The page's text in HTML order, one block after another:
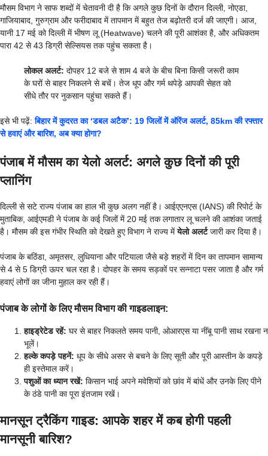
मौसम विभाग ने साफ शब्दों में चेतावनी दी है कि अगले कुछ दिनों के दौरान दिल्ली, नोएडा,
गाजियाबाद, गुरुग्राम और फरीदाबाद में तापमान में बहुत तेज बढ़ोतरी दर्ज की जाएगी। आज,
यानी 17 मई को दिल्ली में भीषण लू (Heatwave) चलने की पूरी आशंका है, और अधिकतम
पारा 42 से 43 डिग्री सेल्सियस तक पहुंच सकता है।
लोकल अलर्ट: दोपहर 12 बजे से शाम 4 बजे के बीच बिना किसी जरूरी काम
के घरों से बाहर निकलने से बचें। तेज धूप और गर्म थपेड़े आपकी सेहत को
सीधे तौर पर नुकसान पहुंचा सकते हैं।
इसे भी पढ़ें:बिहार में कुदरत का ‘डबल अटैक’: 19 जिलों में ऑरेंज अलर्ट, 85km की रफ्तार
से हवाएं और बारिश, अब क्या होगा?
पंजाब में मौसम का येलो अलर्ट: अगले कुछ दिनों की पूरी
प्लानिंग
दिल्ली से सटे राज्य पंजाब का हाल भी कुछ अलग नहीं है। आईएएनएस (IANS) की रिपोर्ट के
मुताबिक, आईएमडी ने पंजाब के कई जिलों में 20 मई तक लगातार लू चलने की आशंका जताई
है। मौसम की इस गंभीर स्थिति को देखते हुए विभाग ने राज्य मेंयेलो अलर्टजारी कर दिया है।
पंजाब के बठिंडा, अमृतसर, लुधियाना और पटियाला जैसे बड़े शहरों में दिन का तापमान सामान्य
से 4 से 5 डिग्री ऊपर चल रहा है। दोपहर के समय सड़कों पर सन्नाटा पसर जाता है और गर्म
हवाएं लोगों का जीना मुहाल कर रही हैं।
पंजाब के लोगों के लिए मौसम विभाग की गाइडलाइन:
हाइड्रेटेड रहें: घर से बाहर निकलते समय पानी, ओआरएस या नींबू पानी साथ रखना न
भूलें।
हल्के कपड़े पहनें: धूप के सीधे असर से बचने के लिए सूती और पूरी आस्तीन के कपड़े
ही इस्तेमाल करें।
पशुओं का ध्यान रखें: किसान भाई अपने मवेशियों को छांव में बांधें और उनके लिए पीने
के ठंडे पानी का पूरा इंतजाम रखें।
मानसून ट्रैकिंग गाइड: आपके शहर में कब होगी पहली
मानसूनी बारिश?